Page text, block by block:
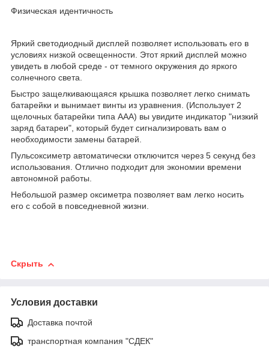
Физическая идентичность
Яркий светодиодный дисплей позволяет использовать его в
условиях низкой освещенности. Этот яркий дисплей можно
увидеть в любой среде - от темного окружения до яркого
солнечного света.
Быстро защелкивающаяся крышка позволяет легко снимать
батарейки и вынимает винты из уравнения. (Использует 2
щелочных батарейки типа ААА) вы увидите индикатор "низкий
заряд батареи", который будет сигнализировать вам о
необходимости замены батарей.
Пульсоксиметр автоматически отключится через 5 секунд без
использования. Отлично подходит для экономии времени
автономной работы.
Небольшой размер оксиметра позволяет вам легко носить
его с собой в повседневной жизни.
Скрыть
Условия доставки
Доставка почтой
транспортная компания "СДЕК"